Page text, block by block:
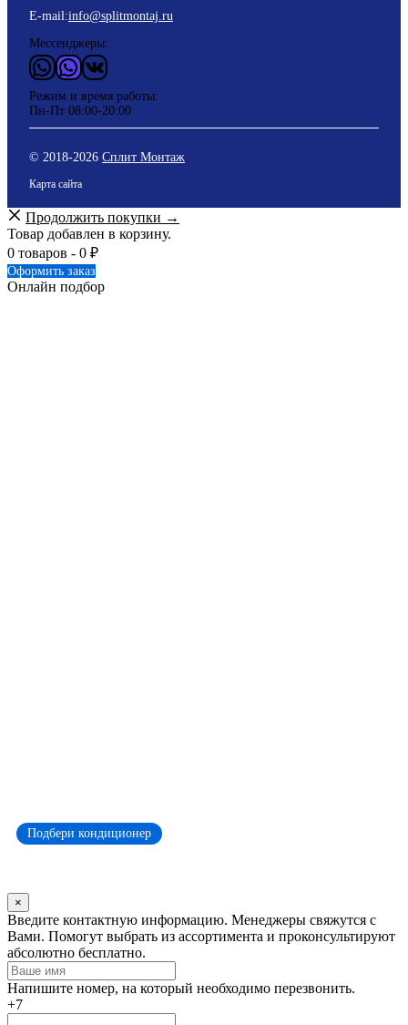
Подбери кондиционер
E-mail:info@splitmontaj.ru
Мессенджеры:
WhatsApp
ViderВКонтакте
Режим и время работы:
Пн-Пт 08:00-20:00
© 2018-2026 Сплит Монтаж
Карта сайта
Продолжить покупки →
Товар добавлен в корзину.
0 товаров - 0 ₽
Оформить заказ
Онлайн подбор
×
Оставьте
это
поле
пустым
Введите контактную информацию. Менеджеры свяжутся с
Вами. Помогут выбрать из ассортимента и проконсультируют
абсолютно бесплатно.
Напишите номер, на который необходимо перезвонить.
+7